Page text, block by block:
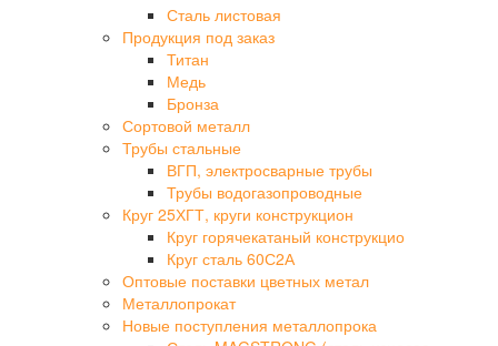
Сталь листовая
Продукция под заказ
Титан
Медь
Бронза
Сортовой металл
Трубы стальные
ВГП, электросварные трубы
Трубы водогазопроводные
Круг 25ХГТ, круги конструкцион
Круг горячекатаный конструкцио
Круг сталь 60С2А
Оптовые поставки цветных метал
Металлопрокат
Новые поступления металлопрока